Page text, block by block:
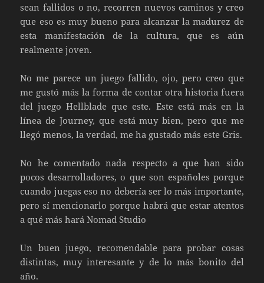
sean fallidos o no, recorren nuevos caminos y creo
que eso es muy bueno para alcanzar la madurez de
esta manifestación de la cultura, que es aún
realmente joven.
No me parece un juego fallido, ojo, pero creo que
me gustó más la forma de contar otra historia fuera
del juego Hellblade que este. Este está más en la
línea de Journey, que está muy bien, pero que me
llegó menos, la verdad, me ha gustado más este Gris.
No he comentado nada respecto a que han sido
pocos desarrolladores, o que son españoles porque
cuando juegas eso no debería ser lo más importante,
pero sí mencionarlo porque habrá que estar atentos
a qué más hará Nomad Studio
Un buen juego, recomendable para probar cosas
distintas, muy interesante y de lo más bonito del
año.